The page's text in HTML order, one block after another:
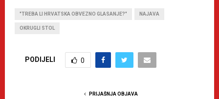
"TREBA LI HRVATSKA OBVEZNO GLASANJE?" NAJAVA
OKRUGLI STOL
PODIJELI 0
PRIJAŠNJA OBJAVA